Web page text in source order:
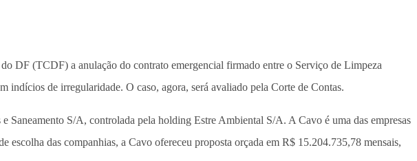
DF (TCDF) a anulação do contrato emergencial firmado entre o Serviço de Limpeza
indícios de irregularidade. O caso, agora, será avaliado pela Corte de Contas.
S/A, controlada pela holding Estre Ambiental S/A. A Cavo é uma das empresas
escolha das companhias, a Cavo ofereceu proposta orçada em R$ 15.204.735,78 mensais,